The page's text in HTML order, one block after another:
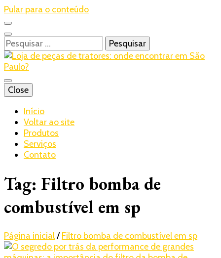
Pular para o conteúdo
Pesquisar
por:
Realtrac
Blog – Realtrac
Close
Início
Voltar ao site
Produtos
Serviços
Contato
Tag: Filtro bomba de
combustível em sp
Página inicial/ Filtro bomba de combustível em sp